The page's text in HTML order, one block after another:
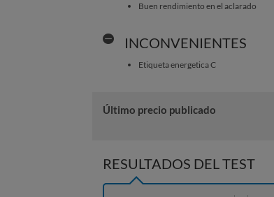
Buen rendimiento en el aclarado
INCONVENIENTES
Etiqueta energetica C
Último precio publicado
RESULTADOS DEL TEST